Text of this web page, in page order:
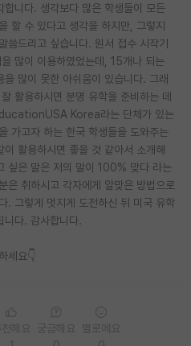
니다. 생각보다 많은 학생들이 모든
할 수 있다고 생각을 하지만, 그렇지
씀드리고 싶습니다. 원서 접수 시작기
많이 이용하였었는데, 15개나 되는
많이 못한 아쉬움이 있습니다. 그래
활용하시면 분명 유학을 준비하는 데
Korea라는 단체가 있는
가고자 하는 한국 학생들을 도와주는
활용하시면 좋을 것 같아서 소개해
싶은 말은 저의 말이 100% 맞다 라는
은 취하시고 각자에게 알맞은 방법으로
. 그렇게 멋지게 도전하신 뒤 미국 유학
니다. 감사합니다.
세요👇